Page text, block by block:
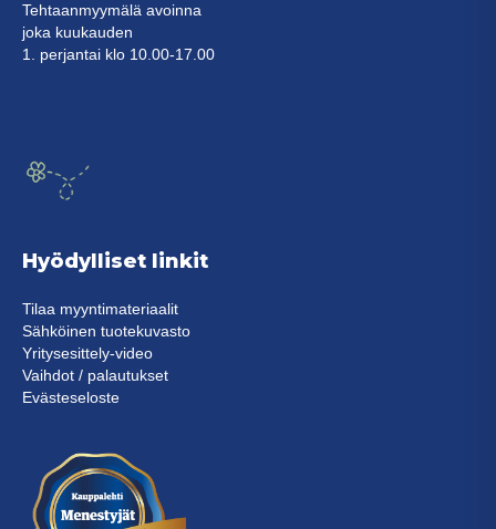
Tehtaanmyymälä avoinna
joka kuukauden
1. perjantai klo 10.00-17.00
Hyödylliset linkit
Tilaa myyntimateriaalit
Sähköinen tuotekuvasto
Yritysesittely-video
Vaihdot / palautukset
Evästeseloste